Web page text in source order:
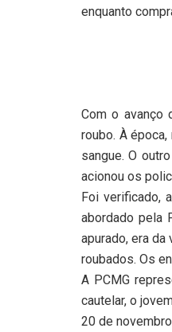
enquanto
Com o avanço
roubo. À
sangue. O
acionou os
Foi verificado,
abordado pela
apurado, era
roubados. Os
A PCMG
cautelar, o
20 de